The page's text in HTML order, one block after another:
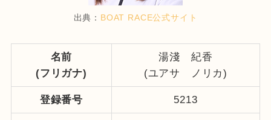
出典： BOAT RACE公式サイト
名前
(フリガナ)
湯淺 紀香
(ユアサ ノリカ)
登録番号 5213